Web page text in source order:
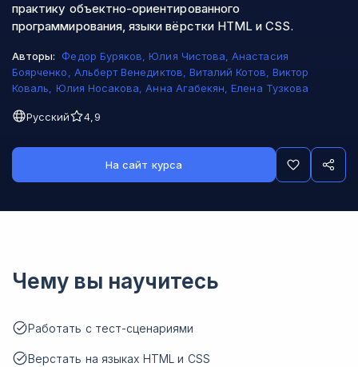
практику объектно-ориентированного
программирования, языки вёрстки HTML и CSS.
Авторы: Федор Буряков Юлия Чистова
Анастасия
Боярченко
Альберт Венедиктов Виталий Котов
Виктор
Коваль
Юлия Носакова Анна Агабекян Елена Тузкова
Русский 4,9
На сайт курса
Чему вы научитесь
Работать с тест-сценариями
Верстать на языках HTML и CSS